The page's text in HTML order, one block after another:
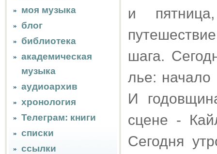
моя музыка
блог
библиотека
академическая
музыка
аудиоархив
хронология
Телеграм: книги
списки
ссылки
и
шага.
лье: начало
И
сцене -
Сегодня